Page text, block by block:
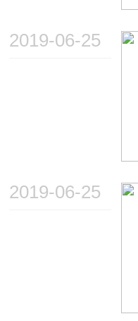
2019-06-25
2019-06-25